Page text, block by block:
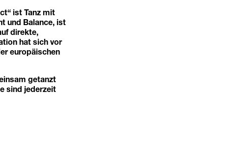
ist Tanz mit
und Balance, ist
direkte,
hat sich vor
europäischen
getanzt
sind jederzeit